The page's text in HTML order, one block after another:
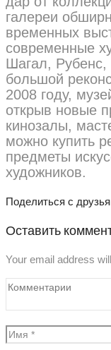
галереи
временных
современные
Шагал,
большой
2008 году,
открыв новые
кинозалы,
можно купить
предметы
художников.
Поделиться с
Оставить
Your email address